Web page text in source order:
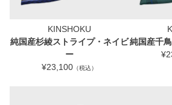
KINSHOKU
純国産杉綾ストライプ・ネイビ
ー
¥23,100 （税込）
純国産千